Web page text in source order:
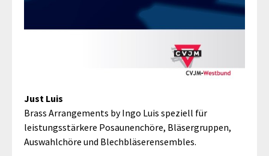
Just Luis
Brass Arrangements by Ingo Luis speziell für
leistungsstärkere Posaunenchöre, Bläsergruppen,
Auswahlchöre und Blechbläserensembles.